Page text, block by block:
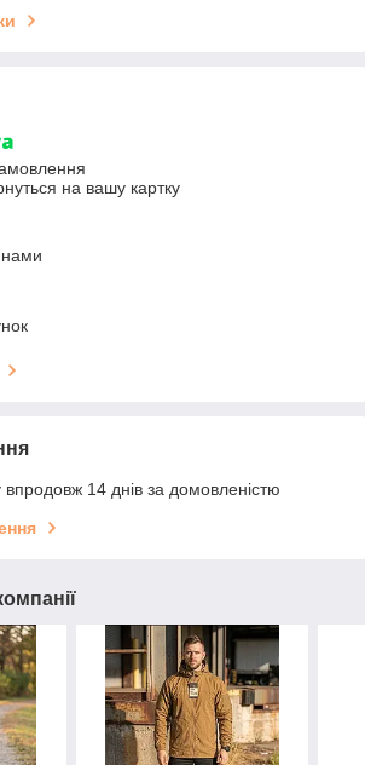
на вашу картку
14 днів за домовленістю